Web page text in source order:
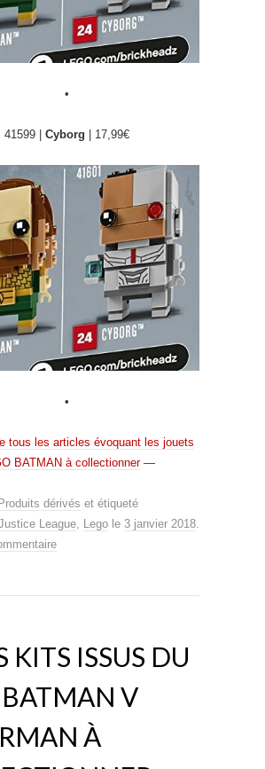
•
41599 | Cyborg | 17,99€
•
tous les articles évoquant les jouets
BATMAN à collectionner—
Produits dérivés et étiqueté
League, Lego le 3 janvier 2018.
KITS ISSUS DU
V
À